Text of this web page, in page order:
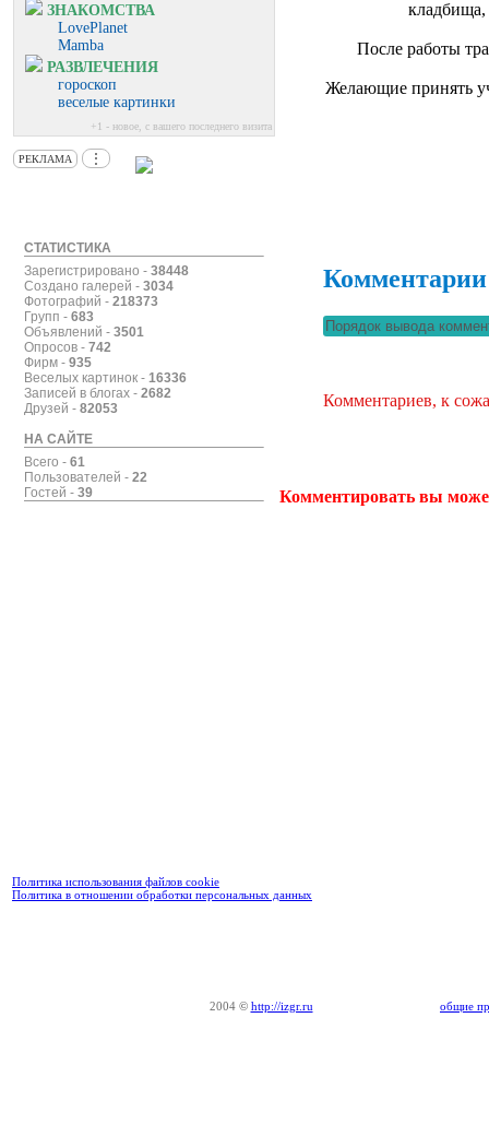
ЗНАКОМСТВА
LovePlanet
Mamba
РАЗВЛЕЧЕНИЯ
гороскоп
веселые картинки
+1 - новое, с вашего последнего визита
РЕКЛАМА ⋮
СТАТИСТИКА
Зарегистрировано - 38448
Создано галерей - 3034
Фотографий - 218373
Групп - 683
Объявлений - 3501
Опросов - 742
Фирм - 935
Веселых картинок - 16336
Записей в блогах - 2682
Друзей - 82053
НА САЙТЕ
Всего - 61
Пользователей - 22
Гостей - 39
кладбища,
После работы
Желающие принять
Комментарии
Комментариев, к
Комментировать вы
Политика использования файлов cookie
Политика в отношении обработки персональных данных
2004 © http://izgr.ru общие